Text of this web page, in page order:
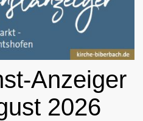
Anzeiger
2026